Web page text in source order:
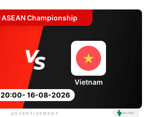
ASEAN Championship
20:00- 16-08-2026
Vietnam
ADVERTISEMENT